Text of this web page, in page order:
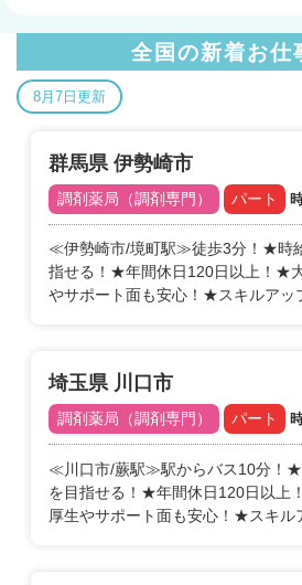
全国の新着お仕
8月7日更新
群馬県 伊勢崎市
調剤薬局（調剤専門） パート
≪伊勢崎市/境町駅≫徒歩3分！★時
指せる！★年間休日120日以上！★
やサポート面も安心！★スキルアッ
埼玉県 川口市
調剤薬局（調剤専門） パート
≪川口市/蕨駅≫駅からバス10分！★
を目指せる！★年間休日120日以上
厚生やサポート面も安心！★スキル